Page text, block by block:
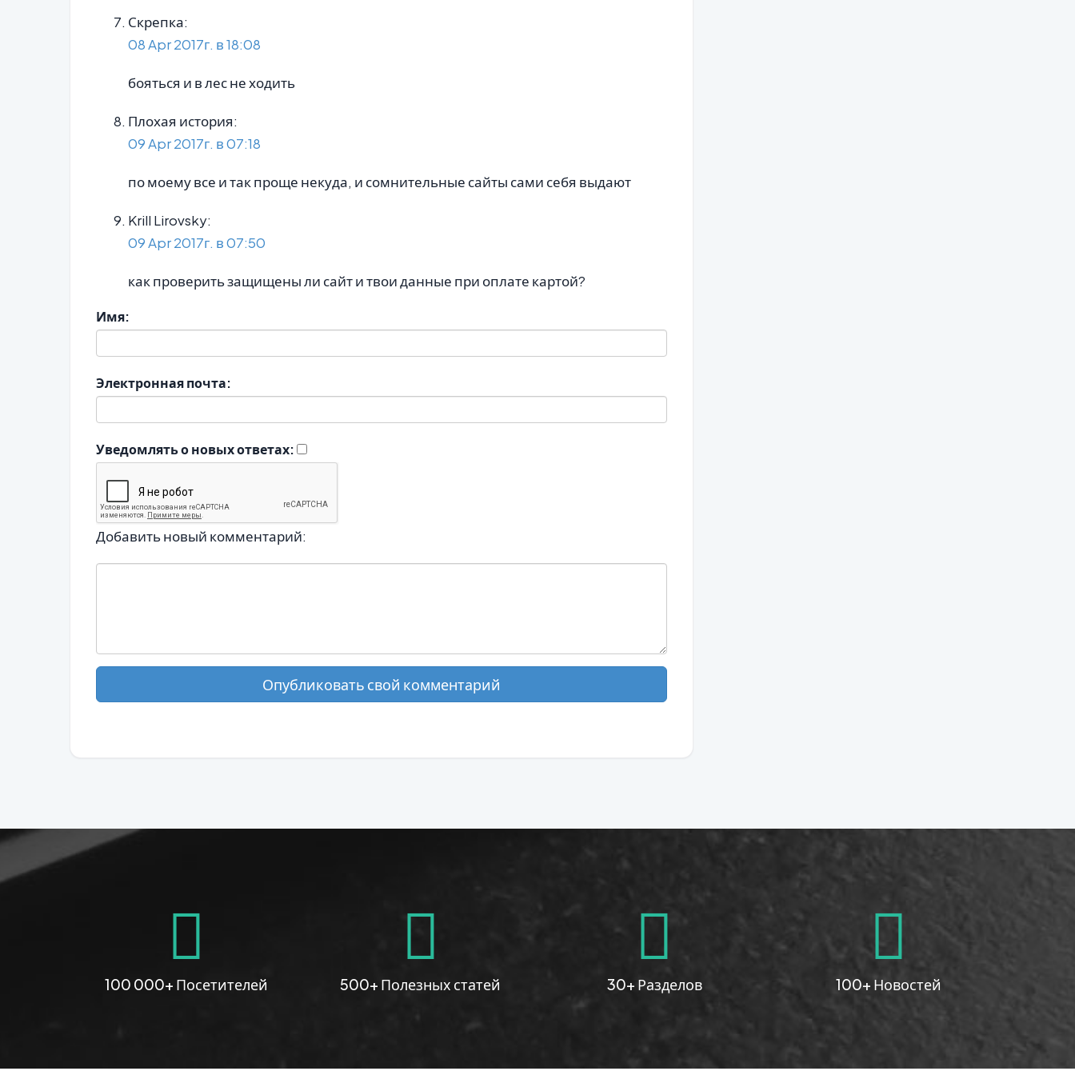
Скрепка:
08 Apr 2017г. в 18:08
бояться и в лес не ходить
Плохая история:
09 Apr 2017г. в 07:18
по моему все и так проще некуда, и сомнительные сайты сами себя выдают
Krill Lirovsky:
09 Apr 2017г. в 07:50
как проверить защищены ли сайт и твои данные при оплате картой?
Имя:
Электронная почта:
Уведомлять о новых ответах:
Добавить новый комментарий:
Опубликовать свой комментарий
100 000+ Посетителей 500+ Полезных статей 30+ Разделов 100+ Новостей